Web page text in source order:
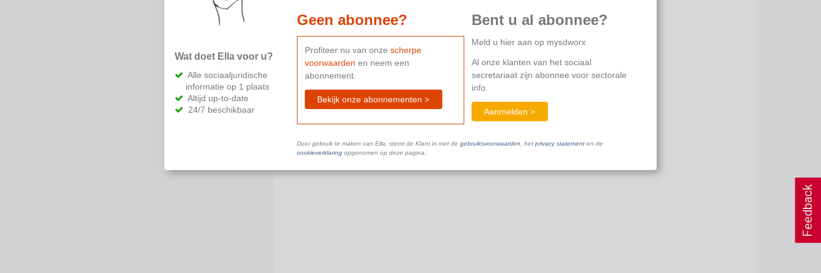
Feedback
Wat doet Ella voor u?
Alle sociaaljuridische
informatie op 1 plaats
Altijd up-to-date
24/7 beschikbaar
Geen abonnee?
Profiteer nu van onze scherpe
voorwaarden en neem een
abonnement.
Bekijk onze abonnementen >
Bent u al abonnee?
Meld u hier aan op mysdworx
Al onze klanten van het sociaal
secretariaat zijn abonnee voor sectorale
info.
Aanmelden >
Door gebruik te maken van Ella, stemt de Klant in met de gebruiksvoorwaarden , het privacy statementen de
cookieverklaringopgenomen op deze pagina.